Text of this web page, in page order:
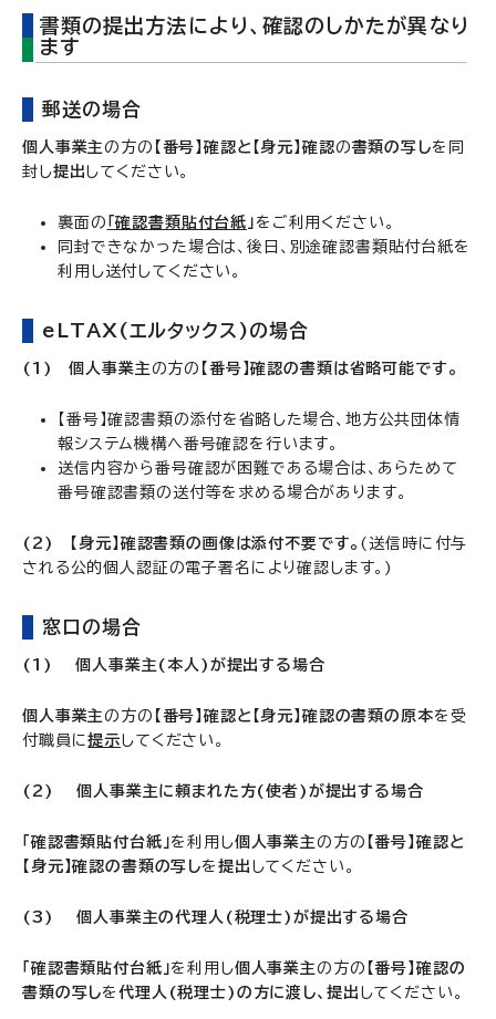
書類の提出方法により、確認のしかたが異なり
ます
郵送の場合
個人事業主の方の 【番号】確認と【身元】確認の書類の写しを同
封し提出してください。
裏面の 「確認書類貼付台紙 」 をご利用ください。
同封できなかった場合は、後日、別途確認書類貼付台紙を
利用し送付してください。
eLTAX(エルタックス)の場合
(1)個人事業主の方の 【番号】確認の書類は省略可能です。
【番号】確認書類の添付を省略した場合、地方公共団体情
報システム機構へ番号確認を行います。
送信内容から番号確認が困難である場合は、あらためて
番号確認書類の送付等を求める場合があります。
(2) 【身元】確認書類の画像は添付不要です。 (送信時に付与
される公的個人認証の電子署名により確認します。)
窓口の場合
(1) 個人事業主(本人)が提出する場合
個人事業主の方の 【番号】確認と【身元】確認の書類の原本を受
付職員に提示してください。
(2) 個人事業主に頼まれた方(使者)が提出する場合
「確認書類貼付台紙」を利用し個人事業主の方の 【番号】確認と
【身元】確認の書類の写しを 提出 してください。
(3) 個人事業主の代理人(税理士)が提出する場合
「確認書類貼付台紙」を利用し個人事業主の方の 【番号】確認の
書類の写しを代理人(税理士)の方に渡し、提出 してください。